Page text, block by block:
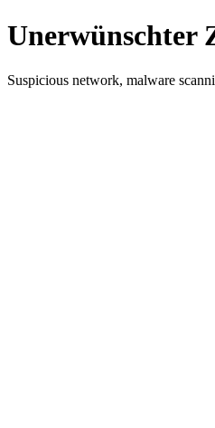
Unerwünschter
Suspicious network, malware